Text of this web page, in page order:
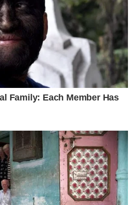
на Ibilingua.com. заборонено.
джерел, Їсти.